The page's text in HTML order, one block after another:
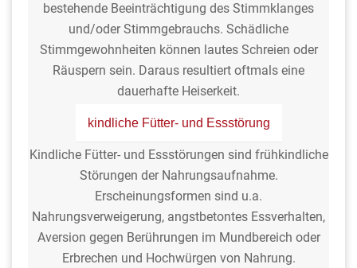
bestehende Beeinträchtigung des Stimmklanges
und/oder Stimmgebrauchs. Schädliche
Stimmgewohnheiten können lautes Schreien oder
Räuspern sein. Daraus resultiert oftmals eine
dauerhafte Heiserkeit.
kindliche Fütter- und Essstörung
Kindliche Fütter- und Essstörungen sind frühkindliche
Störungen der Nahrungsaufnahme.
Erscheinungsformen sind u.a.
Nahrungsverweigerung, angstbetontes Essverhalten,
Aversion gegen Berührungen im Mundbereich oder
Erbrechen und Hochwürgen von Nahrung.